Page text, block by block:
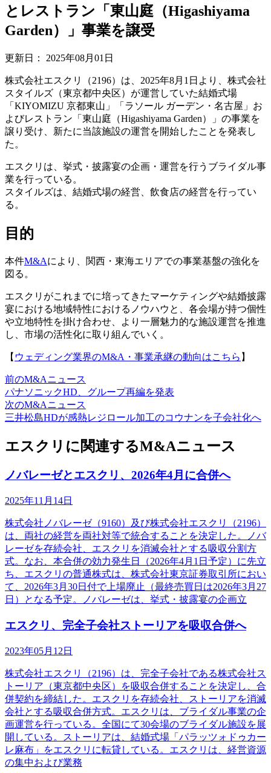
とレストラン「東山庭（Higashiyama
Garden）」事業を譲受
更新日： 2025年08月01日
株式会社エスクリ（2196）は、2025年8月1日より、株式会社
スタイルズ（東京都中央区）が運営していた結婚式場
「KIYOMIZU 京都東山」「ラソール ガーデン・名古屋」お
よびレストラン「東山庭（Higashiyama Garden）」の事業を
譲り受け、新たに当該施設の運営を開始したことを発表し
た。
エスクリは、挙式・披露宴の企画・運営を行うブライダル事
業を行っている。
スタイルズは、結婚式場の経営、飲食店の経営を行ってい
る。
目的
本件M&Aにより、関西・東海エリアでの事業基盤の強化を
図る。
エスクリがこれまでに培ってきたマーケティングや結婚披露
宴における地域特性におけるノウハウと、各会場が持つ個性
や立地特性を掛け合わせ、より一層魅力的な施設運営を推進
し、市場の活性化に取り組んでいく。
【 ウェディング業界のM&A・事業承継の動向はこちら 】
前のM&Aニュース
パナソニックHD、グループ再編を発表
次のM&Aニュース
三井松島HDが感熱レジロール加工のコウナンを子会社化へ
エスクリに関連するM&Aニュース
ノバレーゼとエスクリ、2026年4月に合併へ
2025年11月14日
株式会社ノバレーゼ（9160）及び株式会社エスクリ（2196）
は、両社の経営を両社対等で統合することを決定した。ノバ
レーゼを存続会社、エスクリを消滅会社とする吸収分割方
式。なお、本合併の効力発生日（2026年4月1日予定）に先立
ち、エスクリの普通株式は、株式会社東京証券取引所におい
て、2026年3月30日付で上場廃止（最終売買日は2026年3月27
日）となる予定。ノバレーゼは、挙式・披露宴の企画立
エスクリ、完全子会社ストーリアを吸収合併へ
2023年05月12日
株式会社エスクリ（2196）は、完全子会社である株式会社ス
トーリア（東京都中央区）を吸収合併することを決定し、合
併契約を締結した。エスクリを存続会社、ストーリアを消滅
会社とする吸収合併方式。エスクリは、ブライダル事業の企
画運営を行っている。全国にて30会場のブライダル施設を展
開している。ストーリアは、結婚式場「パラッツォドゥカー
レ麻布」をエスクリに転貸している。エスクリは、経営資源
の集中および業務